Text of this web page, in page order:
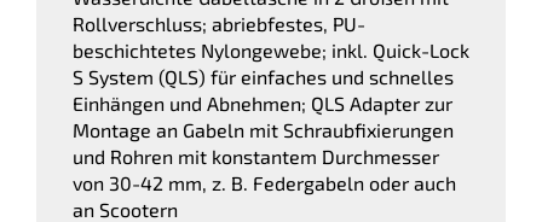
Rollverschluss; abriebfestes, PU-
beschichtetes Nylongewebe; inkl. Quick-Lock
S System (QLS) für einfaches und schnelles
Einhängen und Abnehmen; QLS Adapter zur
Montage an Gabeln mit Schraubfixierungen
und Rohren mit konstantem Durchmesser
von 30-42 mm, z. B. Federgabeln oder auch
an Scootern